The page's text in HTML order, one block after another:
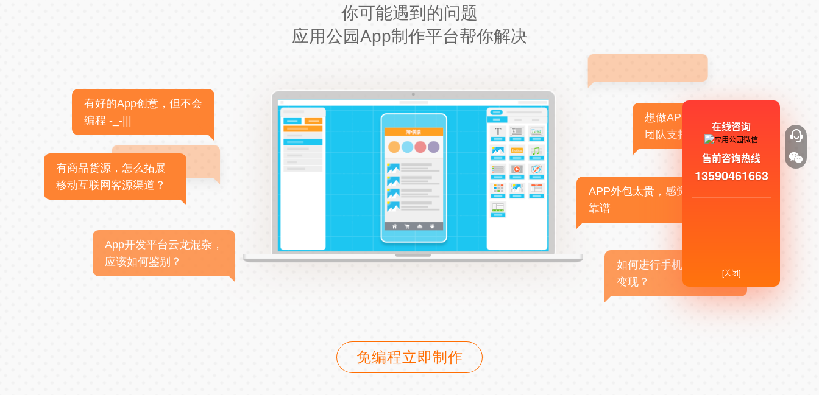
你可能遇到的问题
应用公园App制作平台帮你解决
有好的App创意，但不会
编程 -_-|||
有商品货源，怎么拓展
移动互联网客源渠道？
App开发平台云龙混杂，
应该如何鉴别？
想做APP，但没有技术
团队支持
APP外包太贵，感觉不
靠谱
如何进行手机APP商业
变现？
免编程立即制作
在线咨询
售前咨询热线
13590461663
[关闭]